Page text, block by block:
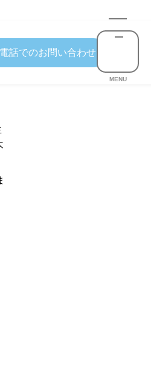
話でのお問い合わせ
MENU